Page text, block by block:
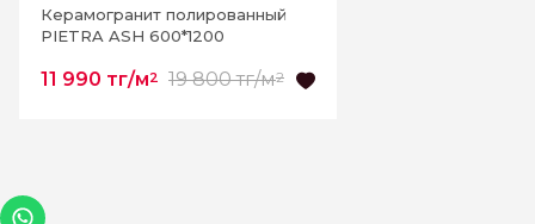
Керамогранит полированный
PIETRA ASH 600*1200
11 990 тг/м2 19 800 тг/м2